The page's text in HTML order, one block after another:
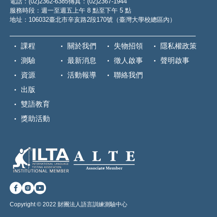
服務時段：週一至週五上午 8 點至下午 5 點
地址：106032臺北市辛亥路2段170號（臺灣大學校總區內）
課程
測驗
資源
出版
雙語教育
獎助活動
關於我們
最新消息
活動報導
失物招領
徵人啟事
聯絡我們
隱私權政策
聲明啟事
Copyright © 2022 財團法人語言訓練測驗中心